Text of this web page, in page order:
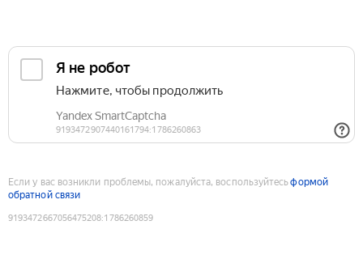
Если у вас возникли проблемы, пожалуйста, воспользуйтесьформой
обратной связи
9193472667056475208:1786260859